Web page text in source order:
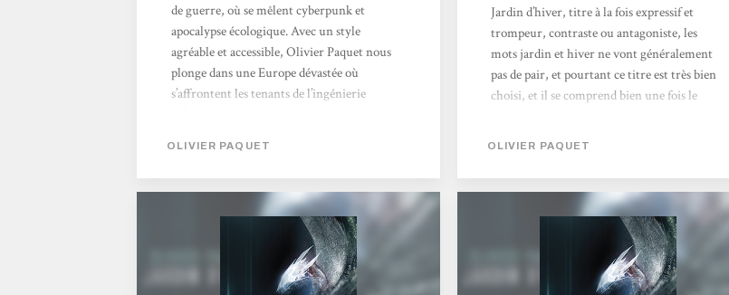
de guerre, où se mêlent cyberpunk et
apocalypse écologique. Avec un style
agréable et accessible, Olivier Paquet nous
plonge dans une Europe dévastée où
s’affrontent les tenants de l’ingénierie
combats liées à leur soldat et des plantes
transformées en armes mortelles. Au milieu
de ce chaos, un équipage de contrebandier
tente de survivre. Avec une ambiance
originale et des thèmes forts et trop actuels,
ce roman vous embarquera à bord de la
Tchaïka...
OLIVIER PAQUET
Jardin d’hiver, titre à la fois expressif et
trompeur, contraste ou antagoniste, les
mots jardin et hiver ne vont généralement
pas de pair, et pourtant ce titre est très bien
choisi, et il se comprend bien une fois le
j’avais bien envie de découvrir ce que cachait
ce titre qui me parlait tant. Dans l’ensemble,
je ne suis pas déçue du voyage et une
nouvelle fois, je suis surprise par un roman
de science – fiction qui est de loin le genre
que normalement j’affectionne...
OLIVIER PAQUET